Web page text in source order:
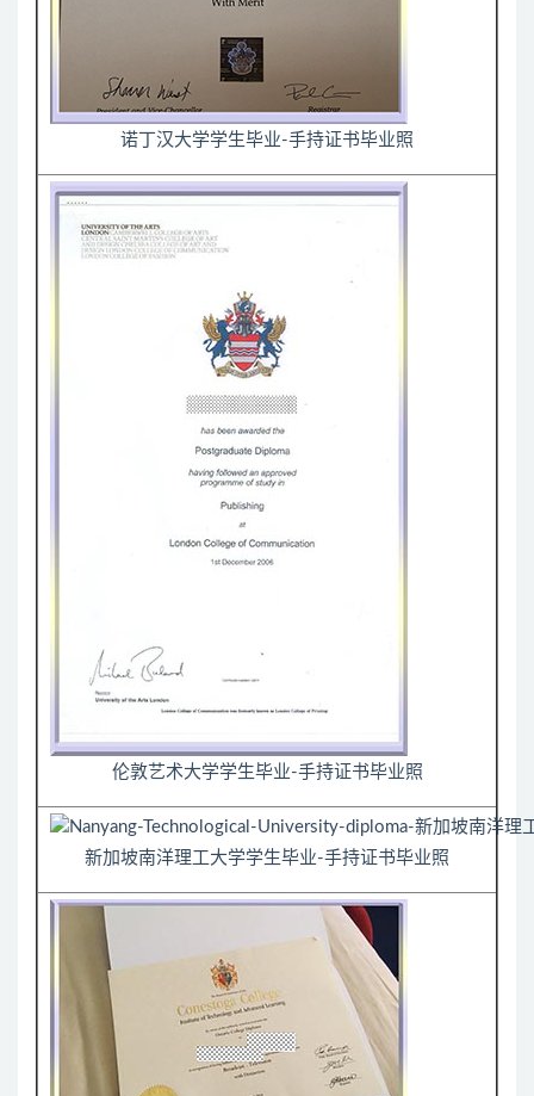
诺丁汉大学学生毕业-手持证书毕业照
伦敦艺术大学学生毕业-手持证书毕业照
新加坡南洋理工大学学生毕业-手持证书毕业照